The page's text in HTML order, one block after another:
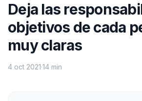
Deja las
objetivos de cada
muy claras
4 oct 2021·14 min